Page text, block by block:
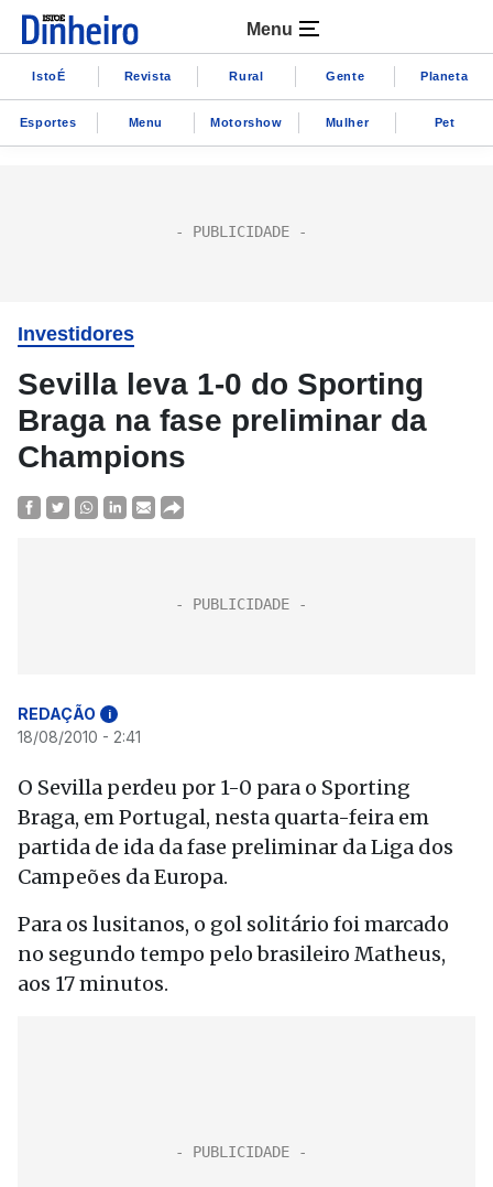
Menu
IstoÉ Revista Rural Gente Planeta
Esportes Menu Motorshow Mulher Pet
Investidores
Sevilla leva 1-0 do Sporting
Braga na fase preliminar da
Champions
REDAÇÃO i
18/08/2010 - 2:41
O Sevilla perdeu por 1-0 para o Sporting
Braga, em Portugal, nesta quarta-feira em
partida de ida da fase preliminar da Liga dos
Campeões da Europa.
Para os lusitanos, o gol solitário foi marcado
no segundo tempo pelo brasileiro Matheus,
aos 17 minutos.